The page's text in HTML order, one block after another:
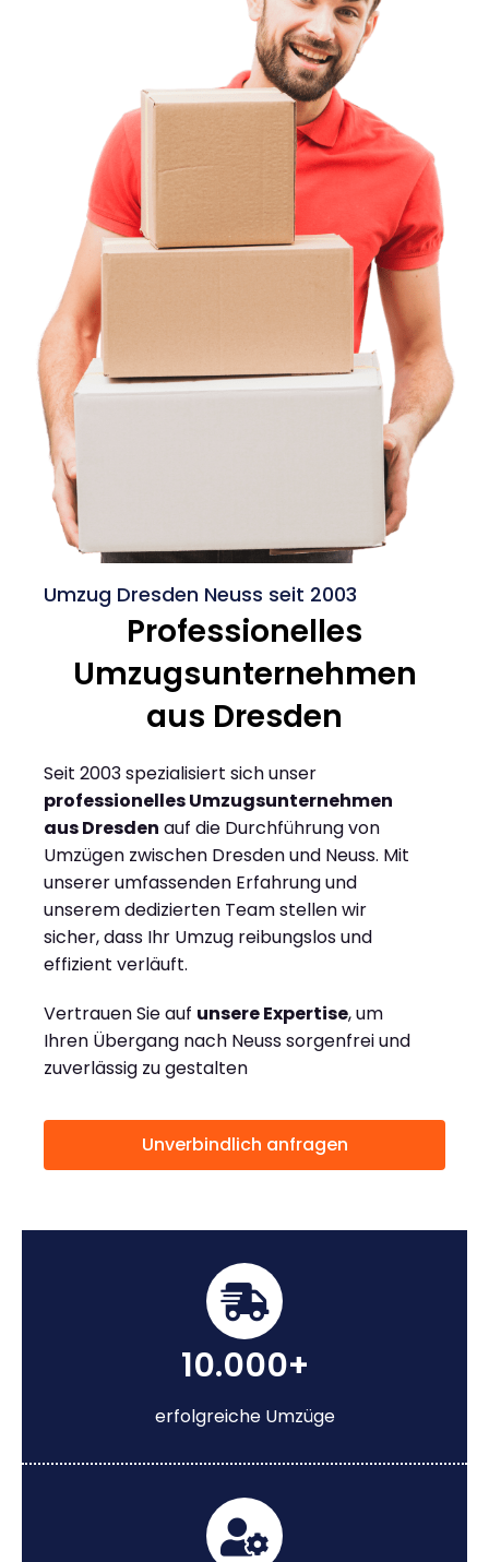
Umzug Dresden Neuss seit 2003
Professionelles
Umzugsunternehmen
aus Dresden
Seit 2003 spezialisiert sich unser
professionelles Umzugsunternehmen
aus Dresden auf die Durchführung von
Umzügen zwischen Dresden und Neuss. Mit
unserer umfassenden Erfahrung und
unserem dedizierten Team stellen wir
sicher, dass Ihr Umzug reibungslos und
effizient verläuft.
Vertrauen Sie auf unsere Expertise, um
Ihren Übergang nach Neuss sorgenfrei und
zuverlässig zu gestalten
Unverbindlich anfragen
10.000+
erfolgreiche Umzüge